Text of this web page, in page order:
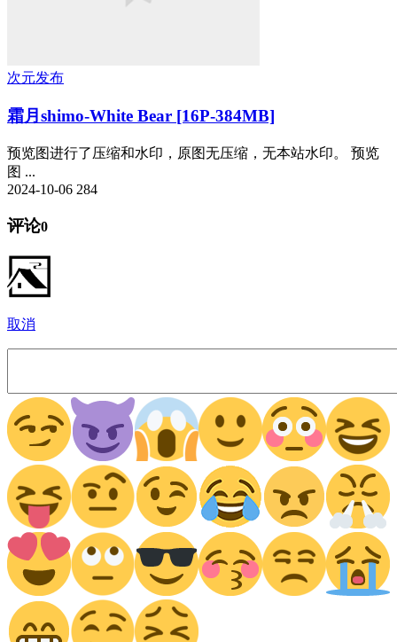
次元发布
霜月shimo-White Bear [16P-384MB]
预览图进行了压缩和水印，原图无压缩，无本站水印。 预览
图 ...
2024-10-06 284
评论0
取消